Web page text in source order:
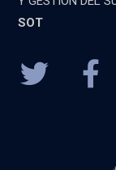
SOT